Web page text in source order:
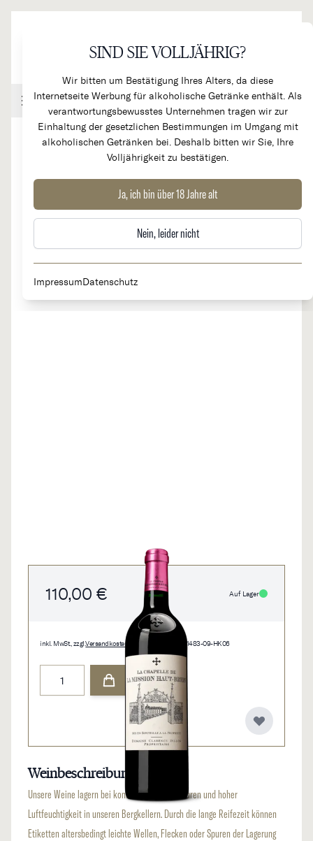
SIND SIE VOLLJÄHRIG?
Wir bitten um Bestätigung Ihres Alters, da diese
Internetseite Werbung für alkoholische Getränke enthält. Als
verantwortungsbewusstes Unternehmen tragen wir zur
Einhaltung der gesetzlichen Bestimmungen im Umgang mit
alkoholischen Getränken bei. Deshalb bitten wir Sie, Ihre
Volljährigkeit zu bestätigen.
Ja, ich bin über 18 Jahre alt
Nein, leider nicht
ImpressumDatenschutz
Handel & Gastronomie Kundenkonto Warenkorb
La Chapelle de La Mission
Haut Brion 2. Wein La
Mission Haut Brion
RARITÄT
110,00 € Auf Lager
inkl. MwSt., zzgl.Versandkosten • 0,75 l • 146,67 €/l • 1483-09-HK06
Weinbeschreibung
Unsere Weine lagern bei konstanten Temperaturen und hoher
Luftfeuchtigkeit in unseren Bergkellern. Durch die lange Reifezeit können
Etiketten altersbedingt leichte Wellen, Flecken oder Spuren der Lagerung